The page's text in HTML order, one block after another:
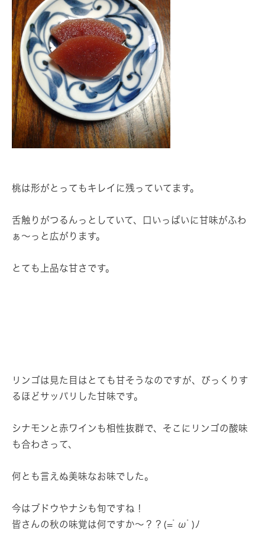
桃は形がとってもキレイに残っていてます。
舌触りがつるんっとしていて、口いっぱいに甘味がふわ
ぁ～っと広がります。
とても上品な甘さです。
リンゴは見た目はとても甘そうなのですが、びっくりす
るほどサッパリした甘味です。
シナモンと赤ワインも相性抜群で、そこにリンゴの酸味
も合わさって、
何とも言えぬ美味なお味でした。
今はブドウやナシも旬ですね！
皆さんの秋の味覚は何ですか～？？(=ﾟωﾟ)ﾉ